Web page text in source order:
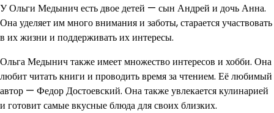
У Ольги Медынич есть двое детей — сын Андрей и дочь Анна.
Она уделяет им много внимания и заботы, старается участвовать
в их жизни и поддерживать их интересы.
Ольга Медынич также имеет множество интересов и хобби. Она
любит читать книги и проводить время за чтением. Её любимый
автор — Федор Достоевский. Она также увлекается кулинарией
и готовит самые вкусные блюда для своих близких.